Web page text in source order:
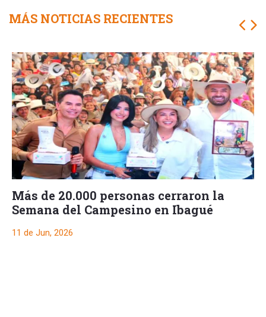
MÁS NOTICIAS RECIENTES
Más de 20.000 personas cerraron la
Semana del Campesino en Ibagué
11 de Jun, 2026